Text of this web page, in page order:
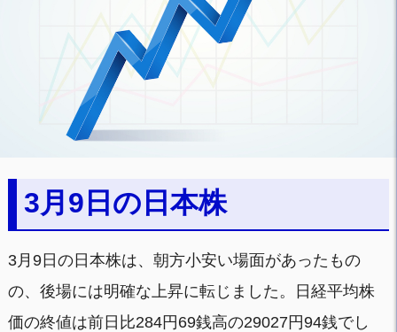
3月9日の日本株
3月9日の日本株は、朝方小安い場面があったもの
の、後場には明確な上昇に転じました。日経平均株
価の終値は前日比284円69銭高の29027円94銭でし